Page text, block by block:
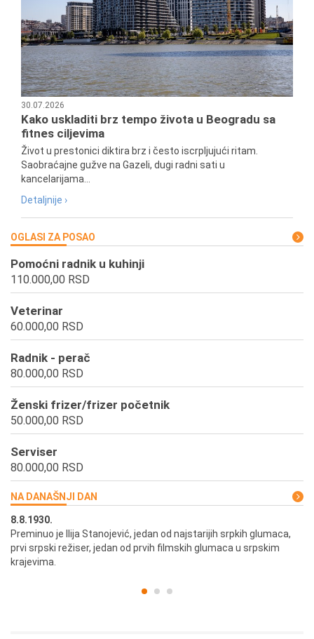
30.07.2026
Kako uskladiti brz tempo života u Beogradu sa
fitnes ciljevima
Život u prestonici diktira brz i često iscrpljujući ritam.
Saobraćajne gužve na Gazeli, dugi radni sati u
kancelarijama...
Detaljnije ›
OGLASI ZA POSAO
Pomoćni radnik u kuhinji
110.000,00 RSD
Veterinar
60.000,00 RSD
Radnik - perač
80.000,00 RSD
Ženski frizer/frizer početnik
50.000,00 RSD
Serviser
80.000,00 RSD
NA DANAŠNJI DAN
8.8.1930.
Preminuo je Ilija Stanojević, jedan od najstarijih srpkih glumaca,
prvi srpski režiser, jedan od prvih filmskih glumaca u srpskim
krajevima.